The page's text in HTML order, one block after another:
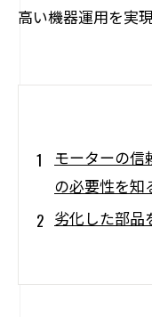
高い機器運用を実
モーターの信
の必要性を知
劣化した部品
信頼性を高め